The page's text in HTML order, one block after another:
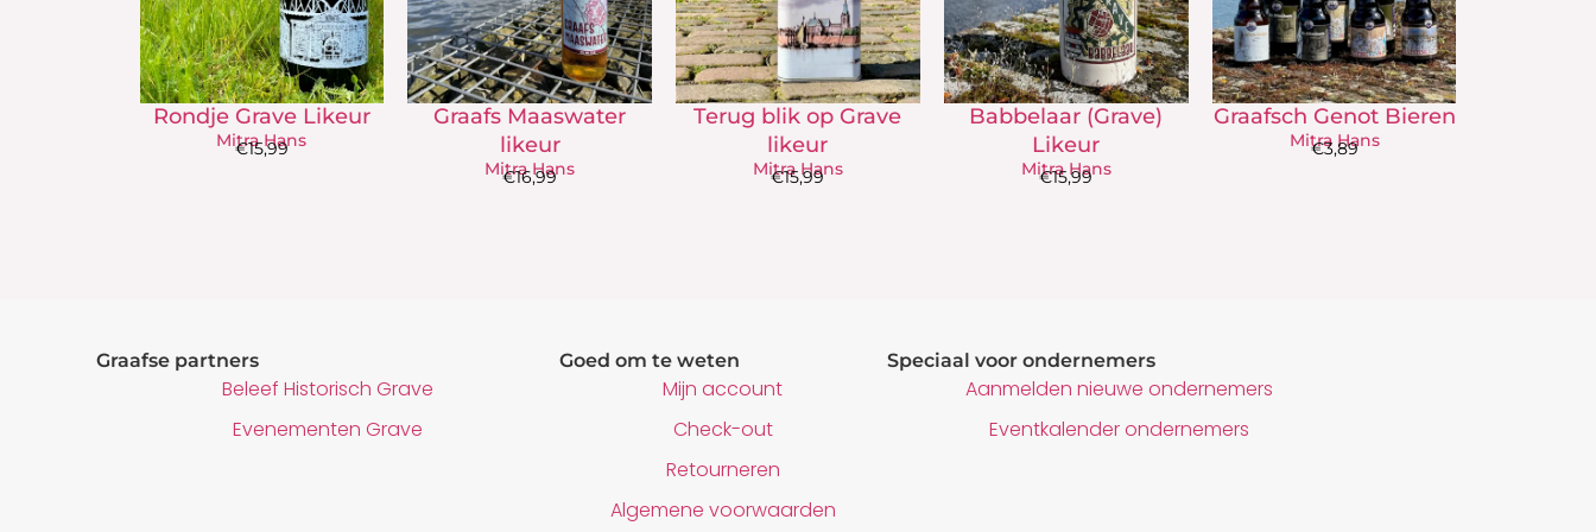
Rondje Grave Likeur
Mitra Hans
€15,99
Graafs Maaswater
likeur
Mitra Hans
€16,99
Terug blik op Grave
likeur
Mitra Hans
€15,99
Babbelaar (Grave)
Likeur
Mitra Hans
€15,99
Graafsch Genot Bieren
Mitra Hans
€3,89
Graafse partners
Beleef Historisch Grave
Evenementen Grave
Goed om te weten
Mijn account
Check-out
Retourneren
Algemene voorwaarden
Speciaal voor ondernemers
Aanmelden nieuwe ondernemers
Eventkalender ondernemers